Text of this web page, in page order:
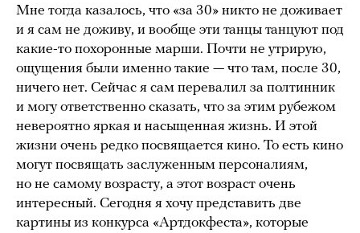
Мне тогда казалось, что «за 30» никто не доживает
и я сам не доживу, и вообще эти танцы танцуют под
какие-то похоронные марши. Почти не утрирую,
ощущения были именно такие — что там, после 30,
ничего нет. Сейчас я сам перевалил за полтинник
и могу ответственно сказать, что за этим рубежом
невероятно яркая и насыщенная жизнь. И этой
жизни очень редко посвящается кино. То есть кино
могут посвящать заслуженным персоналиям,
но не самому возрасту, а этот возраст очень
интересный. Сегодня я хочу представить две
картины из конкурса «Артдокфеста», которые